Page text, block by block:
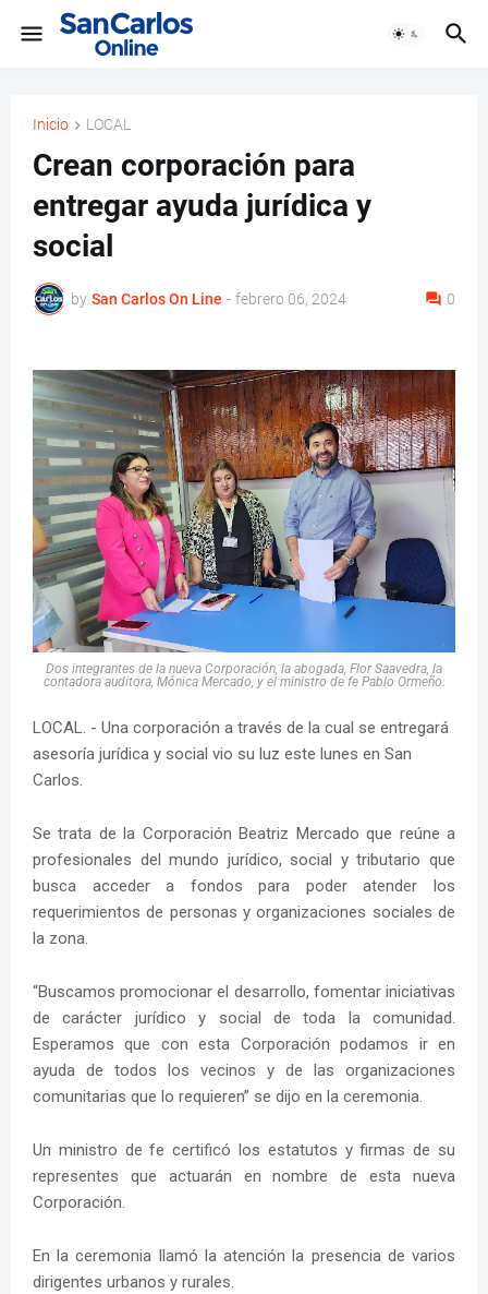
Inicio LOCAL
Crean corporación para
entregar ayuda jurídica y
social
by San Carlos On Line - febrero 06, 2024 0
Dos integrantes de la nueva Corporación, la abogada, Flor Saavedra, la
contadora auditora, Mónica Mercado, y el ministro de fe Pablo Ormeño.
LOCAL. - Una corporación a través de la cual se entregará
asesoría jurídica y social vio su luz este lunes en San
Carlos.
Se trata de la Corporación Beatriz Mercado que reúne a
profesionales del mundo jurídico, social y tributario que
busca acceder a fondos para poder atender los
requerimientos de personas y organizaciones sociales de
la zona.
“Buscamos promocionar el desarrollo, fomentar iniciativas
de carácter jurídico y social de toda la comunidad.
Esperamos que con esta Corporación podamos ir en
ayuda de todos los vecinos y de las organizaciones
comunitarias que lo requieren” se dijo en la ceremonia.
Un ministro de fe certificó los estatutos y firmas de su
representes que actuarán en nombre de esta nueva
Corporación.
En la ceremonia llamó la atención la presencia de varios
dirigentes urbanos y rurales.